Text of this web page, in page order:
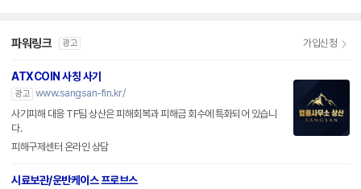
파워링크 광고 가입신청
ATXCOIN 사칭 사기
광고
www.sangsan-fin.kr/
사기피해 대응 TF팀 상산은 피해회복과 피해금 회수에 특화되어 있습니
다.
피해구제센터 온라인 상담
시료보관/운반케이스 프로브스